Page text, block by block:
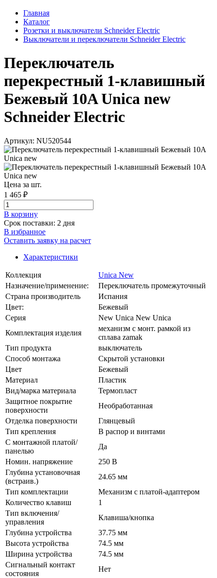
Главная
Каталог
Розетки и выключатели Schneider Electric
Выключатели и переключатели Schneider Electric
Переключатель
перекрестный 1-клавишный
Бежевый 10A Unica new
Schneider Electric
Артикул: NU520544
Цена за шт.
1 465 ₽
В корзинy
Срок поставки: 2 дня
В избранное
Оставить заявку на расчет
Характеристики
Коллекция
Unica New
Назначение/применение:
Переключатель промежуточный
Страна производитель
Испания
Цвет:
Бежевый
Серия
New Unica New Unica
Комплектация изделия
механизм с монт. рамкой из
сплава zamak
Тип продукта
выключатель
Способ монтажа
Скрытой установки
Цвет
Бежевый
Материал
Пластик
Вид/марка материала
Термопласт
Защитное покрытие
поверхности
Необработанная
Отделка поверхности
Глянцевый
Тип крепления
В распор и винтами
С монтажной платой/
панелью
Да
Номин. напряжение
250 В
Глубина установочная
(встраив.)
24.65 мм
Тип комплектации
Механизм с платой-адаптером
Количество клавиш
1
Тип включения/
управления
Клавиша/кнопка
Глубина устройства
37.75 мм
Высота устройства
74.5 мм
Ширина устройства
74.5 мм
Сигнальный контакт
состояния
Нет